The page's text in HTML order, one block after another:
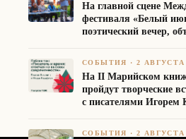
На главной сцене
фестиваля «Белый
поэтический вечер,
СОБЫТИЯ ·2 АВГУСТА
На II Марийском
пройдут творческие
с писателями Игорем
СОБЫТИЯ ·2 АВГУСТА